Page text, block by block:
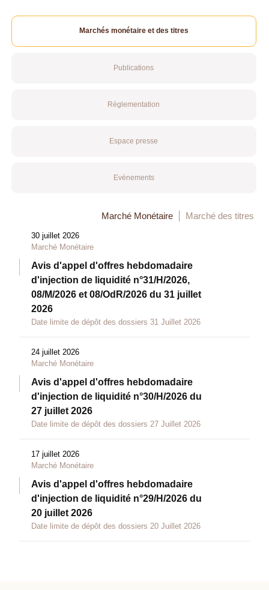
Marchés monétaire et des titres
Publications
Réglementation
Espace presse
Evénements
Marché Monétaire Marché des titres
30 juillet 2026
Marché Monétaire
Avis d'appel d'offres hebdomadaire
d'injection de liquidité n°31/H/2026,
08/M/2026 et 08/OdR/2026 du 31 juillet
2026
Date limite de dépôt des dossiers 31 Juillet 2026
24 juillet 2026
Marché Monétaire
Avis d'appel d'offres hebdomadaire
d'injection de liquidité n°30/H/2026 du
27 juillet 2026
Date limite de dépôt des dossiers 27 Juillet 2026
17 juillet 2026
Marché Monétaire
Avis d'appel d'offres hebdomadaire
d'injection de liquidité n°29/H/2026 du
20 juillet 2026
Date limite de dépôt des dossiers 20 Juillet 2026